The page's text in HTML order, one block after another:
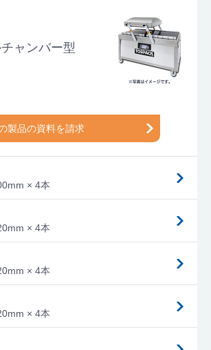
ャンバー型
製品の資料を請求
× 4本
× 4本
× 4本
× 4本